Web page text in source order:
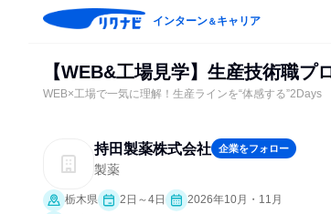
インターン＆キャリア
【WEB&工場見学】生産技術職プ
WEB×工場で一気に理解！生産ラインを“体感する”2Days
持田製薬株式会社 企業をフォロー
製薬
栃木県 2日～4日
2026年10月・11月